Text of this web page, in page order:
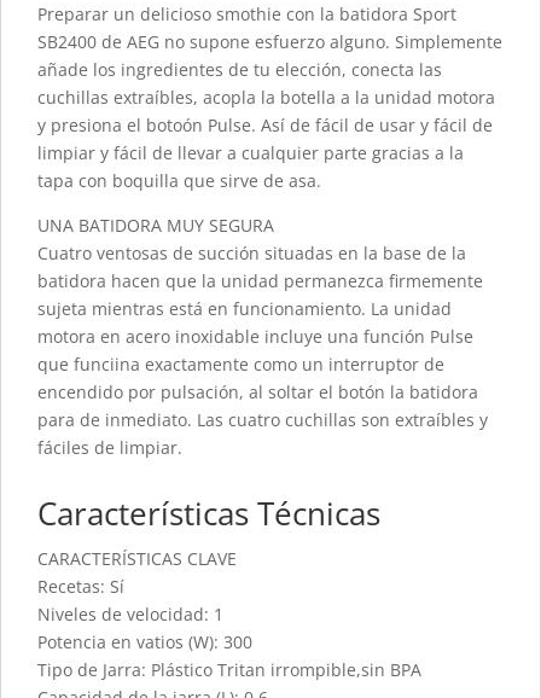
Preparar un delicioso smothie con la batidora Sport
SB2400 de AEG no supone esfuerzo alguno. Simplemente
añade los ingredientes de tu elección, conecta las
cuchillas extraíbles, acopla la botella a la unidad motora
y presiona el botoón Pulse. Así de fácil de usar y fácil de
limpiar y fácil de llevar a cualquier parte gracias a la
tapa con boquilla que sirve de asa.
UNA BATIDORA MUY SEGURA
Cuatro ventosas de succión situadas en la base de la
batidora hacen que la unidad permanezca firmemente
sujeta mientras está en funcionamiento. La unidad
motora en acero inoxidable incluye una función Pulse
que funciina exactamente como un interruptor de
encendido por pulsación, al soltar el botón la batidora
para de inmediato. Las cuatro cuchillas son extraíbles y
fáciles de limpiar.
Características Técnicas
CARACTERÍSTICAS CLAVE
Recetas: Sí
Niveles de velocidad: 1
Potencia en vatios (W): 300
Tipo de Jarra: Plástico Tritan irrompible,sin BPA